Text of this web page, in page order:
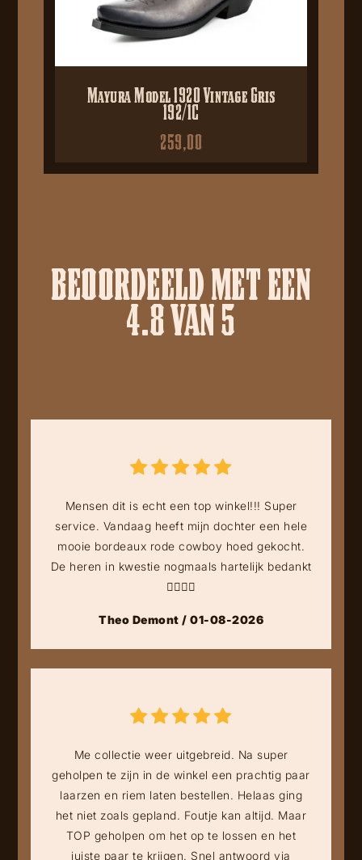
Mayura Model 1920 Vintage Gris
192/1C
259,00
BEOORDEELD MET EEN
4.8 VAN 5
Mensen dit is echt een top winkel!!! Super
service. Vandaag heeft mijn dochter een hele
mooie bordeaux rode cowboy hoed gekocht.
De heren in kwestie nogmaals hartelijk bedankt
👍🏻👍🏻
Theo Demont / 01-08-2026
Me collectie weer uitgebreid. Na super
geholpen te zijn in de winkel een prachtig paar
laarzen en riem laten bestellen. Helaas ging
het niet zoals gepland. Foutje kan altijd. Maar
TOP geholpen om het op te lossen en het
juiste paar te krijgen. Snel antwoord via